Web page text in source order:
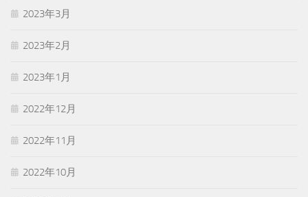
2023年3月
2023年2月
2023年1月
2022年12月
2022年11月
2022年10月